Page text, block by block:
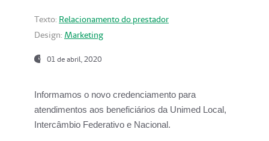
Texto: Relacionamento do prestador
Design: Marketing
01 de abril, 2020
Informamos o novo credenciamento para
atendimentos aos beneficiários da Unimed Local,
Intercâmbio Federativo e Nacional.